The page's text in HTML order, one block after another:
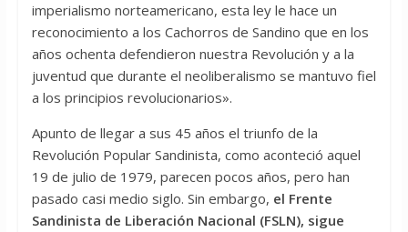
imperialismo norteamericano, esta ley le hace un
reconocimiento a los Cachorros de Sandino que en los
años ochenta defendieron nuestra Revolución y a la
juventud que durante el neoliberalismo se mantuvo fiel
a los principios revolucionarios».
Apunto de llegar a sus 45 años el triunfo de la
Revolución Popular Sandinista, como aconteció aquel
19 de julio de 1979, parecen pocos años, pero han
pasado casi medio siglo. Sin embargo, el Frente
Sandinista de Liberación Nacional (FSLN), sigue